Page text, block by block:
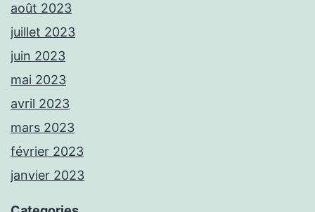
août 2023
juillet 2023
juin 2023
mai 2023
avril 2023
mars 2023
février 2023
janvier 2023